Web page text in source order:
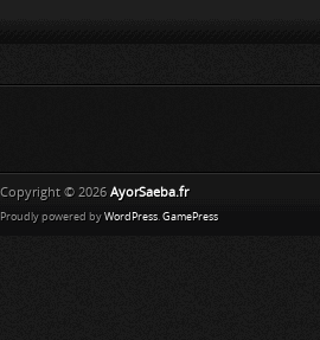
Copyright © 2026 AyorSaeba.fr
Proudly powered by WordPress. GamePress